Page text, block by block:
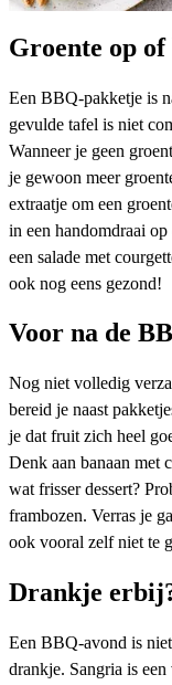
Groente op
Een BBQ-pakketje is
gevulde tafel is niet
Wanneer je geen
je gewoon meer
extraatje om een
in een handomdraai
een salade met
ook nog eens gezond!
Voor na de
Nog niet volledig
bereid je naast
je dat fruit zich heel
Denk aan banaan met
wat frisser dessert?
frambozen. Verras je
ook vooral zelf niet te
Drankje
Een BBQ-avond is
drankje. Sangria is een